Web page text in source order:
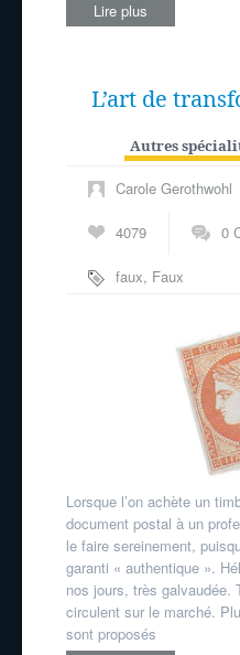
Lire plus
L’art de
Autres
Carole Gerothwohl
4079 0
faux, Faux
Lorsque l’on achète un
document postal à un
le faire sereinement,
garanti « authentique ».
nos jours, très galvaudée.
circulent sur le marché.
sont proposés